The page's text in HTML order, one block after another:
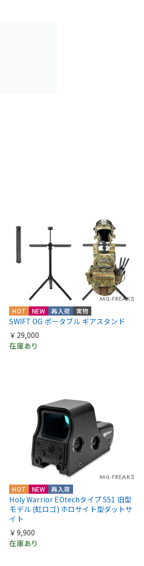
HOT NEW 再入荷 実物
SWIFT OG ポータブル ギアスタンド
￥29,000
在庫あり
HOT NEW 再入荷
Holy Warrior EOtechタイプ 551 旧型
モデル (虹ロゴ) ホロサイト型ダットサ
イト
￥9,900
在庫あり